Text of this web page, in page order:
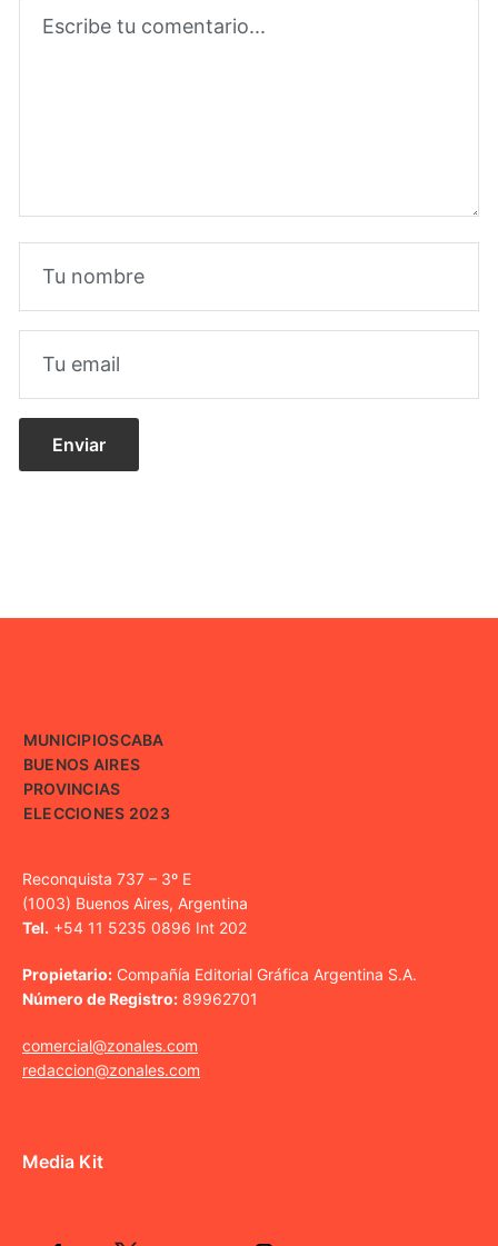
MUNICIPIOSCABA
BUENOS AIRES
PROVINCIAS
ELECCIONES 2023
Reconquista 737 – 3º E
(1003) Buenos Aires, Argentina
Tel. +54 11 5235 0896 Int 202
Propietario: Compañía Editorial Gráfica Argentina S.A.
Número de Registro: 89962701
comercial@zonales.com
redaccion@zonales.com
Media Kit